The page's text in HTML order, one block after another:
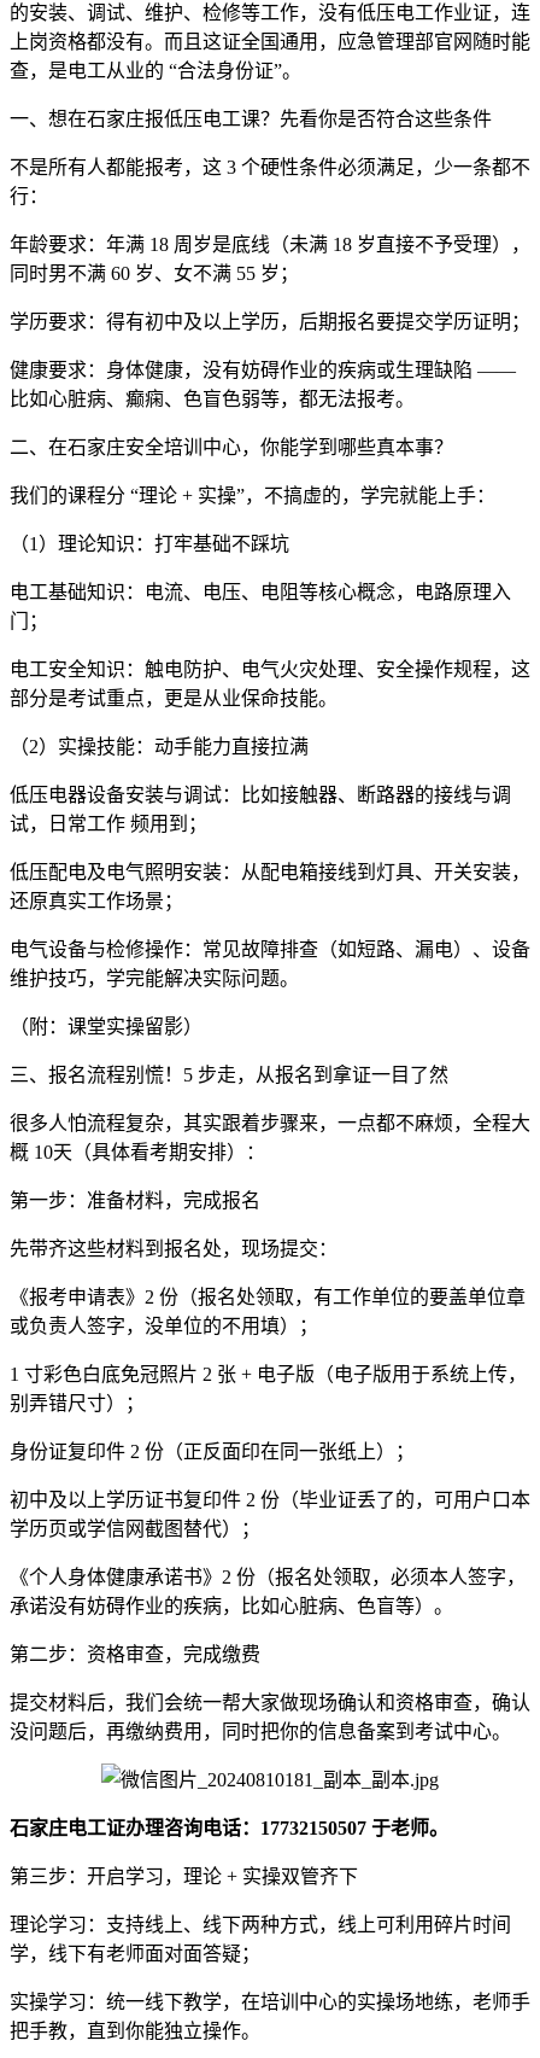
的安装、调试、维护、检修等工作，没有低压电工作业证，连
上岗资格都没有。而且这证全国通用，应急管理部官网随时能
查，是电工从业的 “合法身份证”。
一、想在石家庄报低压电工课？先看你是否符合这些条件
不是所有人都能报考，这 3 个硬性条件必须满足，少一条都不
行：
年龄要求：年满 18 周岁是底线（未满 18 岁直接不予受理），
同时男不满 60 岁、女不满 55 岁；
学历要求：得有初中及以上学历，后期报名要提交学历证明；
健康要求：身体健康，没有妨碍作业的疾病或生理缺陷 ——
比如心脏病、癫痫、色盲色弱等，都无法报考。
二、在石家庄安全培训中心，你能学到哪些真本事？
我们的课程分 “理论 + 实操”，不搞虚的，学完就能上手：
（1）理论知识：打牢基础不踩坑
电工基础知识：电流、电压、电阻等核心概念，电路原理入
门；
电工安全知识：触电防护、电气火灾处理、安全操作规程，这
部分是考试重点，更是从业保命技能。
（2）实操技能：动手能力直接拉满
低压电器设备安装与调试：比如接触器、断路器的接线与调
试，日常工作 频用到；
低压配电及电气照明安装：从配电箱接线到灯具、开关安装，
还原真实工作场景；
电气设备与检修操作：常见故障排查（如短路、漏电）、设备
维护技巧，学完能解决实际问题。
（附：课堂实操留影）
三、报名流程别慌！5 步走，从报名到拿证一目了然
很多人怕流程复杂，其实跟着步骤来，一点都不麻烦，全程大
概 10天（具体看考期安排）：
第一步：准备材料，完成报名
先带齐这些材料到报名处，现场提交：
《报考申请表》2 份（报名处领取，有工作单位的要盖单位章
或负责人签字，没单位的不用填）；
1 寸彩色白底免冠照片 2 张 + 电子版（电子版用于系统上传，
别弄错尺寸）；
身份证复印件 2 份（正反面印在同一张纸上）；
初中及以上学历证书复印件 2 份（毕业证丢了的，可用户口本
学历页或学信网截图替代）；
《个人身体健康承诺书》2 份（报名处领取，必须本人签字，
承诺没有妨碍作业的疾病，比如心脏病、色盲等）。
第二步：资格审查，完成缴费
提交材料后，我们会统一帮大家做现场确认和资格审查，确认
没问题后，再缴纳费用，同时把你的信息备案到考试中心。
石家庄电工证办理咨询电话：17732150507 于老师。
第三步：开启学习，理论 + 实操双管齐下
理论学习：支持线上、线下两种方式，线上可利用碎片时间
学，线下有老师面对面答疑；
实操学习：统一线下教学，在培训中心的实操场地练，老师手
把手教，直到你能独立操作。